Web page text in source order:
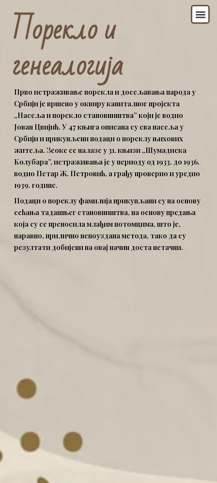
садржајПорекло и
генеалогија
Прво истраживање порекла и досељавања народа у
Србији је вршено у оквиру капиталног пројекта
„Насеља и порекло становништва” који је водио
Јован Цвијић. У 47 књига описана су сва насеља у
Србији и прикупљени подаци о пореклу њихових
житеља. Зеоке се налазе у 31. књизи „Шумадиска
Колубара”, истраживања је у периоду од 1933. до 1936.
водио Петар Ж. Петровић, а грађу проверио и уредио
1939. године.
Подаци о пореклу фамилија прикупљани су на основу
сећања тадашњег становништва, на основу предања
која су се преносила млађим потомцима, што је,
наравно, прилично непоуздана метода, тако да су
резултати добијени на овај начин доста нетачни.